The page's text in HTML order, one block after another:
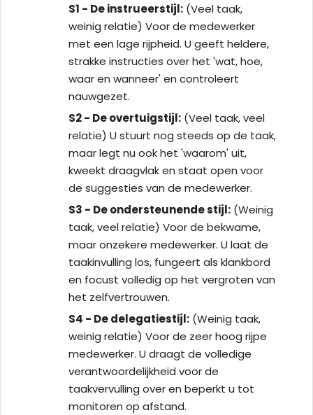
S1 - De instrueerstijl:(Veel taak,
weinig relatie) Voor de medewerker
met een lage rijpheid. U geeft heldere,
strakke instructies over het 'wat, hoe,
waar en wanneer' en controleert
nauwgezet.
S2 - De overtuigstijl:(Veel taak, veel
relatie) U stuurt nog steeds op de taak,
maar legt nu ook het 'waarom' uit,
kweekt draagvlak en staat open voor
de suggesties van de medewerker.
S3 - De ondersteunende stijl:(Weinig
taak, veel relatie) Voor de bekwame,
maar onzekere medewerker. U laat de
taakinvulling los, fungeert als klankbord
en focust volledig op het vergroten van
het zelfvertrouwen.
S4 - De delegatiestijl:(Weinig taak,
weinig relatie) Voor de zeer hoog rijpe
medewerker. U draagt de volledige
verantwoordelijkheid voor de
taakvervulling over en beperkt u tot
monitoren op afstand.